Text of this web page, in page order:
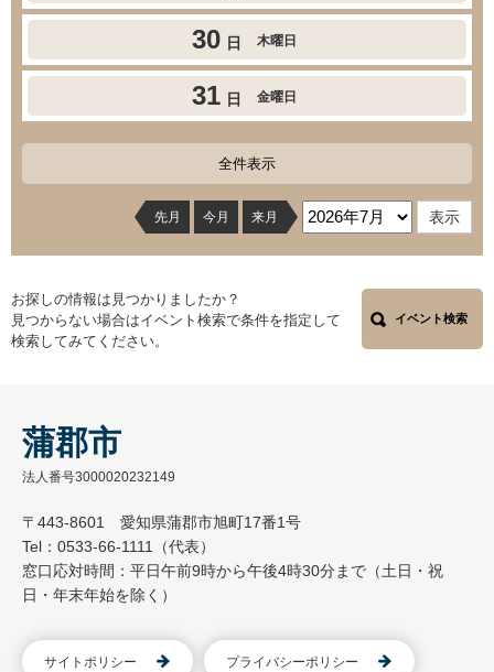
30 日 木曜日
31 日 金曜日
全件表示
先月 今月 来月
お探しの情報は見つかりましたか？
見つからない場合はイベント検索で条件を指定して
検索してみてください。
イベント検索
蒲郡市
法人番号3000020232149
〒443-8601 愛知県蒲郡市旭町17番1号
Tel：0533-66-1111（代表）
窓口応対時間：平日午前9時から午後4時30分まで（土日・祝
日・年末年始を除く）
サイトポリシー プライバシーポリシー